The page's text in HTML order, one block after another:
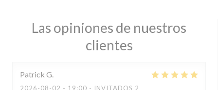
Las opiniones de nuestros
clientes
Patrick G
2026-08-02 - 19:00 - INVITADOS 2